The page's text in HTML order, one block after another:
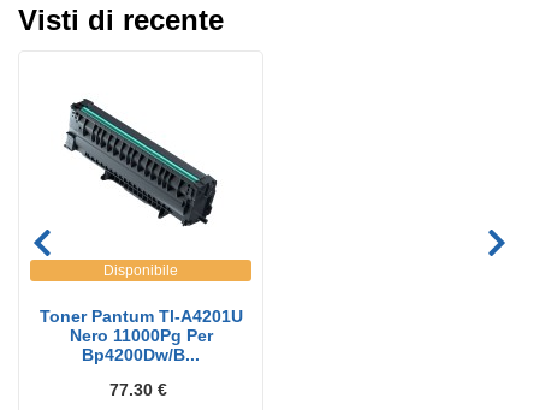
Visti di recente
Disponibile
Toner Pantum Tl-A4201U
Nero 11000Pg Per
Bp4200Dw/B...
77.30 €